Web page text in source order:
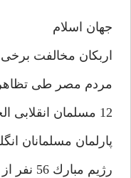
جهان اسلام
اربكان مخالفت
مردم مصر طى
12 مسلمان انقلابى الجزاير به دست نيروهاى امنيتى به شهادت رسيدند.(23/7/ 75)
پارلمان مسلمانان
رژيم مبارك 56 نفر از شيعيان مصر را بازداشت كرد.(2/8/75)